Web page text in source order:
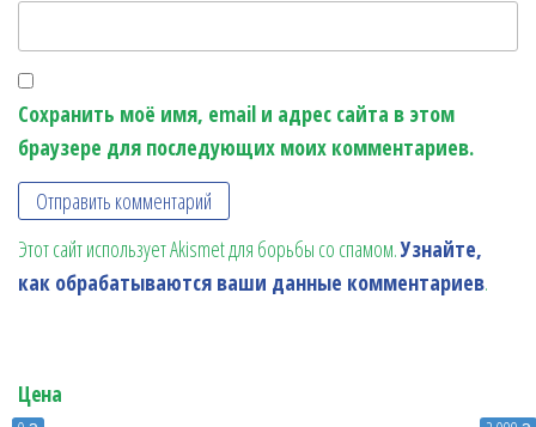
Сохранить моё имя, email и адрес сайта в этом
браузере для последующих моих комментариев.
Этот сайт использует Akismet для борьбы со спамом.Узнайте,
как обрабатываются ваши данные комментариев.
Цена